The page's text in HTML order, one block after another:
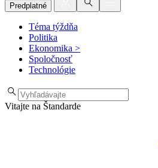
Predplatné
Téma týždňa
Politika
Ekonomika >
Spoločnosť
Technológie
Vitajte na Štandarde